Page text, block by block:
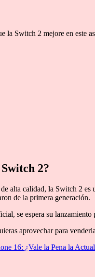
la Switch 2 mejore en este
2?
alta calidad, la Switch 2
de la primera generación.
se espera su
aprovechar para
16: ¿Vale la Pena la